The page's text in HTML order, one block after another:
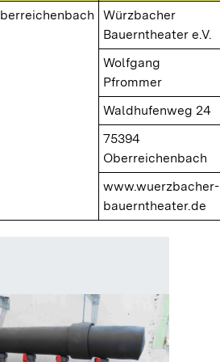
Würzbacher
Bauerntheater e.V.
Wolfgang
Pfrommer
Waldhufenweg 24
75394
Oberreichenbach
www.wuerzbacher-
bauerntheater.de